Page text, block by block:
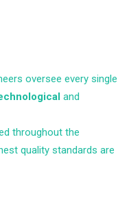
oversee every single
and
throughout the
quality standards are